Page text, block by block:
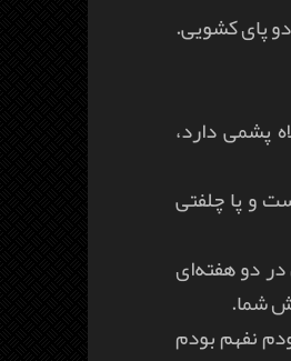
پای کشویی.
پشمی دارد،
و پا چلفتی
دو هفته‌ای
شما.
نفهم بودم